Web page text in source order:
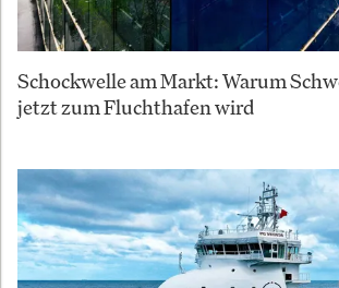
Schockwelle am Markt: Warum
jetzt zum Fluchthafen wird